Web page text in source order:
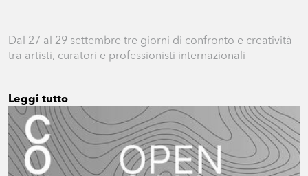
Dal 27 al 29 settembre tre giorni di confronto e creatività
tra artisti, curatori e professionisti internazionali
Leggi tutto